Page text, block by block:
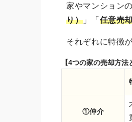
家やマンション
り） 」「 任意売
それぞれに特徴
【4つの家の売却方法
①仲介